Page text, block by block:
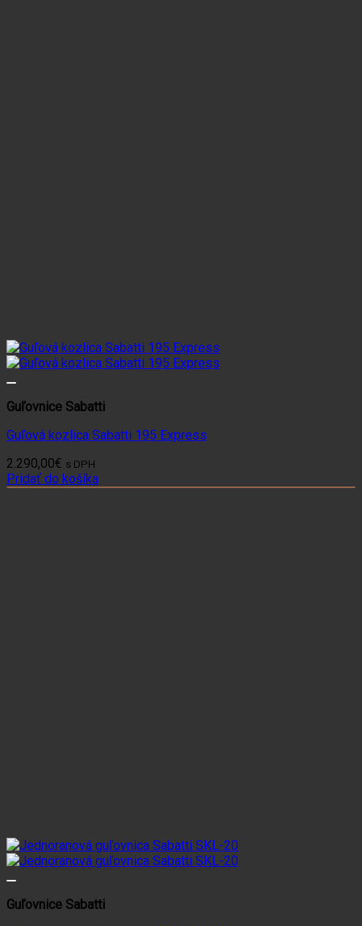
Guľovnice Sabatti
Guľová kozlica Sabatti 195 Express
2.290,00€ s DPH
Pridať do košíka
Guľovnice Sabatti